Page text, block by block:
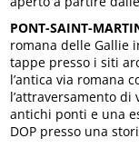
PONT-SAINT-
romana delle Gallie
tappe presso i siti
l’antica via romana
l’attraversamento
antichi ponti e una
DOP presso una